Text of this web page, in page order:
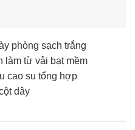
phòng sạch trắng
làm từ vải bạt mềm
cao su tổng hợp
dây